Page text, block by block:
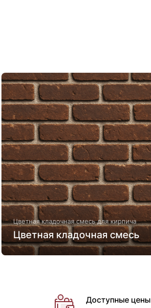
Цветная кладочная смесь для кирпича
Цветная кладочная смесь
Доступные цены